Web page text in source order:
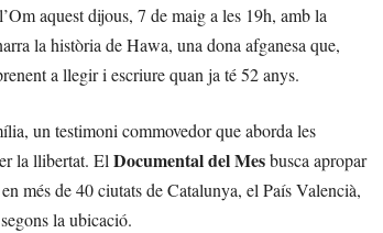
aquest dijous, 7 de maig a les 19h, amb la
la història de Hawa, una dona afganesa que,
a llegir i escriure quan ja té 52 anys.
un testimoni commovedor que aborda les
la llibertat. ElDocumental del Mesbusca apropar
més de 40 ciutats de Catalunya, el País Valencià,
la ubicació.